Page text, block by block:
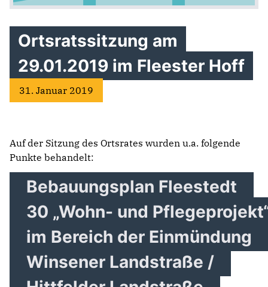
Ortsratssitzung am
29.01.2019 im Fleester Hoff
31. Januar 2019
Auf der Sitzung des Ortsrates wurden u.a. folgende
Punkte behandelt:
Bebauungsplan Fleestedt
30 „Wohn- und
im Bereich der Einmündung
Winsener Landstraße /